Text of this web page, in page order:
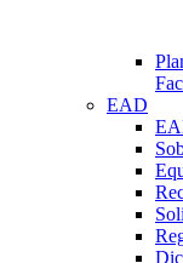
EAD